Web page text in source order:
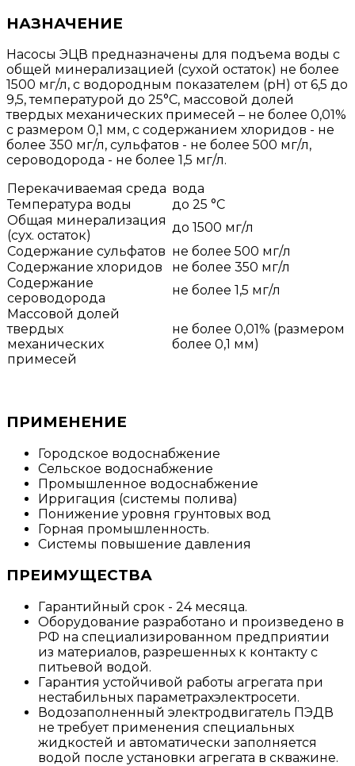
НАЗНАЧЕНИЕ
Насосы ЭЦВ предназначены для подъема воды с
общей минерализацией (сухой остаток) не более
1500 мг/л, с водородным показателем (рН) от 6,5 до
9,5, температурой до 25°С, массовой долей
твердых механических примесей – не более 0,01%
с размером 0,1 мм, с содержанием хлоридов - не
более 350 мг/л, сульфатов - не более 500 мг/л,
сероводорода - не более 1,5 мг/л.
Перекачиваемая среда вода
Температура воды
до 25 °С
Общая минерализация
(сух. остаток)
до 1500 мг/л
Содержание сульфатов не более 500 мг/л
Содержание хлоридов
не более 350 мг/л
Содержание
сероводорода
не более 1,5 мг/л
Массовой долей
твердых
механических
примесей
не более 0,01% (размером
более 0,1 мм)
ПРИМЕНЕНИЕ
Городское водоснабжение
Сельское водоснабжение
Промышленное водоснабжение
Ирригация (системы полива)
Понижение уровня грунтовых вод
Горная промышленность.
Системы повышение давления
ПРЕИМУЩЕСТВА
Гарантийный срок - 24 месяца.
Оборудование разработано и произведено в
РФ на специализированном предприятии
из материалов, разрешенных к контакту с
питьевой водой.
Гарантия устойчивой работы агрегата при
нестабильных параметрахэлектросети.
Водозаполненный электродвигатель ПЭДВ
не требует применения специальных
жидкостей и автоматически заполняется
водой после установки агрегата в скважине.